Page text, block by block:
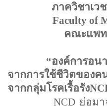
ภาควิชาเว
Faculty of
คณะแพท
“องค์การอน
จากการใช้ชีวิตของ
จากกลุ่มโรคเรื้อรัง
NCD ย่อม